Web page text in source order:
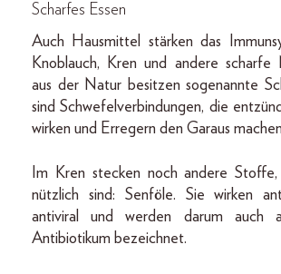
Scharfes Essen
Auch Hausmittel stärken das
Knoblauch, Kren und andere scharfe
aus der Natur besitzen sogenannte
sind Schwefelverbindungen, die
wirken und Erregern den Garaus
Im Kren stecken noch andere
nützlich sind: Senföle. Sie wirken
antiviral und werden darum auch
Antibiotikum bezeichnet.